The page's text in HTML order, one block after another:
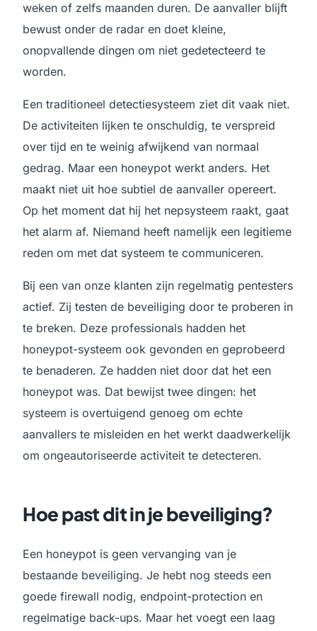
weken of zelfs maanden duren. De aanvaller blijft
bewust onder de radar en doet kleine,
onopvallende dingen om niet gedetecteerd te
worden.
Een traditioneel detectiesysteem ziet dit vaak niet.
De activiteiten lijken te onschuldig, te verspreid
over tijd en te weinig afwijkend van normaal
gedrag. Maar een honeypot werkt anders. Het
maakt niet uit hoe subtiel de aanvaller opereert.
Op het moment dat hij het nepsysteem raakt, gaat
het alarm af. Niemand heeft namelijk een legitieme
reden om met dat systeem te communiceren.
Bij een van onze klanten zijn regelmatig pentesters
actief. Zij testen de beveiliging door te proberen in
te breken. Deze professionals hadden het
honeypot-systeem ook gevonden en geprobeerd
te benaderen. Ze hadden niet door dat het een
honeypot was. Dat bewijst twee dingen: het
systeem is overtuigend genoeg om echte
aanvallers te misleiden en het werkt daadwerkelijk
om ongeautoriseerde activiteit te detecteren.
Hoe past dit in je beveiliging?
Een honeypot is geen vervanging van je
bestaande beveiliging. Je hebt nog steeds een
goede firewall nodig, endpoint-protection en
regelmatige back-ups. Maar het voegt een laag